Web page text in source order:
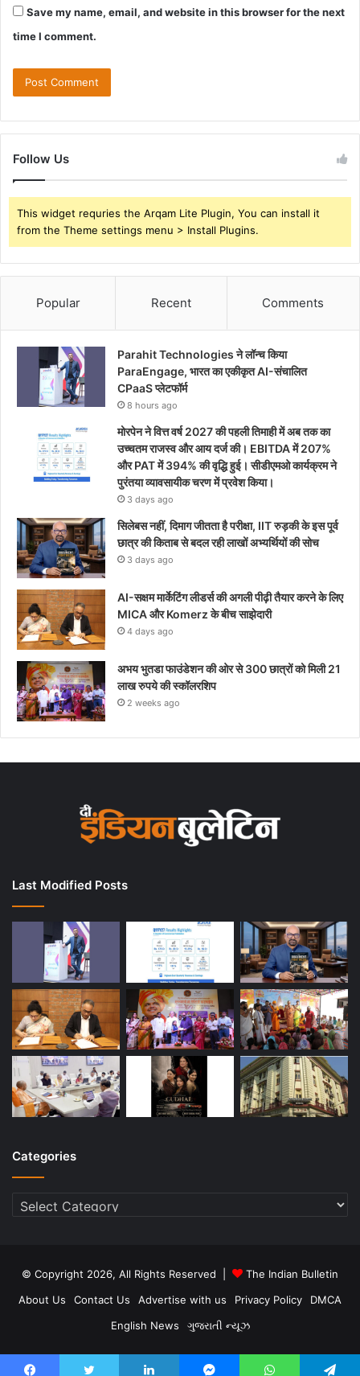
Save my name, email, and website in this browser for the next
time I comment.
Follow Us
This widget requries the Arqam Lite Plugin, You can install it
from the Theme settings menu > Install Plugins.
Popular Recent Comments
Parahit Technologies ने लॉन्च किया
ParaEngage, भारत का एकीकृत AI-संचालित
CPaaS प्लेटफॉर्म
8 hours ago
मोरपेन ने वित्त वर्ष 2027 की पहली तिमाही में अब तक का
उच्चतम राजस्व और आय दर्ज की। EBITDA में 207%
और PAT में 394% की वृद्धि हुई। सीडीएमओ कार्यक्रम ने
पुरंतया व्यावसायीक चरण में प्रवेश किया।
3 days ago
सिलेबस नहीं, दिमाग जीतता है परीक्षा, IIT रुड़की के इस पूर्व
छात्र की किताब से बदल रही लाखों अभ्यर्थियों की सोच
3 days ago
AI-सक्षम मार्केटिंग लीडर्स की अगली पीढ़ी तैयार करने के लिए
MICA और Komerz के बीच साझेदारी
4 days ago
अभय भुतडा फाउंडेशन की ओर से 300 छात्रों को मिली 21
लाख रुपये की स्कॉलरशिप
2 weeks ago
Last Modified Posts
Categories
Categories
© Copyright 2026, All Rights Reserved |
The Indian Bulletin
About Us
Contact Us Advertise with us Privacy Policy
DMCA
English News
ગુજરાતી ન્યૂઝ